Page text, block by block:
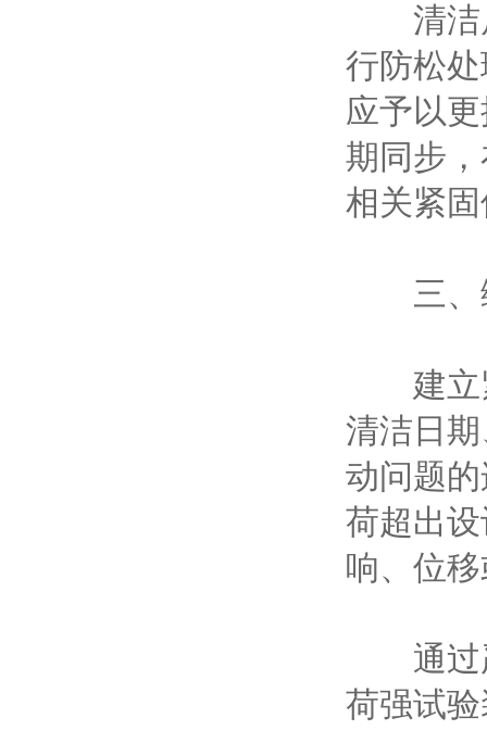
清洁后
行防松
应予以
期同步
相关紧
三、
建立紧
清洁日
动问题
荷超出
响、位
通过严
荷强试